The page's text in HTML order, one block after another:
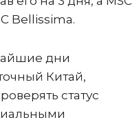
Bellissima.
дни
Китай,
статус